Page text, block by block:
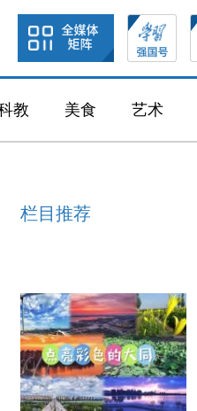
教 美食 艺术
栏目推荐